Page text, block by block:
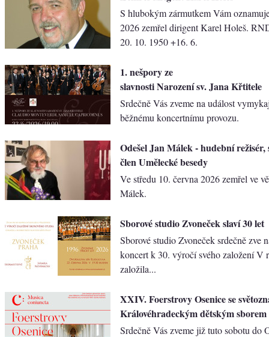
S hlubokým zármutkem Vám
2026 zemřel dirigent Karel Holeš.
20. 10. 1950 +16. 6.
1. nešpory ze
slavnosti Narození sv. Jana Křtitele
Srdečně Vás zveme na událost
běžnému koncertnímu provozu.
Odešel Jan Málek - hudební
člen Umělecké besedy
Ve středu 10. června 2026 zemřel ve
Málek.
Sborové studio Zvoneček slaví 30 let
Sborové studio Zvoneček srdečně zve
koncert k 30. výročí svého založení V
založila...
XXIV. Foerstrovy Osenice se
Královéhradeckým dětským
Srdečně Vás zveme již tuto sobotu do